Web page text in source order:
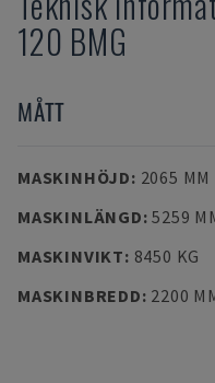
120 BMG
MÅTT
MASKINHÖJD: 2065 MM
MASKINLÄNGD:5259
MASKINVIKT: 8450 KG
MASKINBREDD: 2200